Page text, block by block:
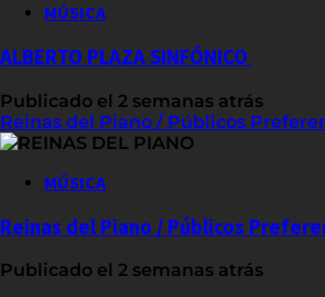
MÚSICA
ALBERTO PLAZA SINFÓNICO
Publicado el 2 semanas atrás
Reinas del Piano / Públicos
MÚSICA
Reinas del Piano / Públicos
Publicado el 2 semanas atrás